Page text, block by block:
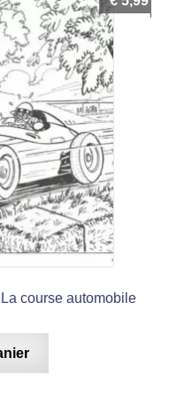
course automobile